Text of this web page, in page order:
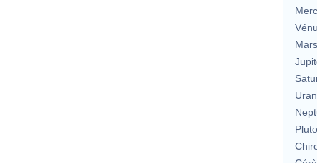
Mars